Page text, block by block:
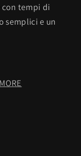
tempi di
semplici e un